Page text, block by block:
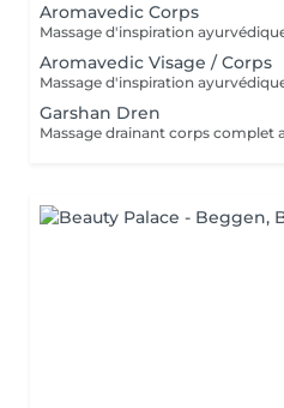
Aromavedic Corps
Aromavedic Visage / Corps
Garshan Dren